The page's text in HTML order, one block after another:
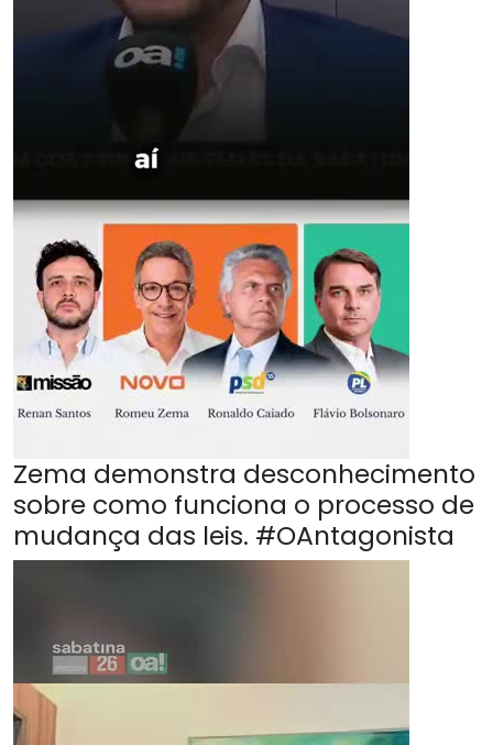
Zema demonstra desconhecimento
sobre como funciona o processo de
mudança das leis. #OAntagonista